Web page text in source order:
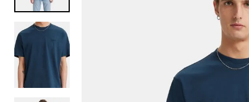
jeans levis
baggy
ribcage
8.